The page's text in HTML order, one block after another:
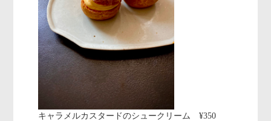
キャラメルカスタードのシュークリーム ¥350